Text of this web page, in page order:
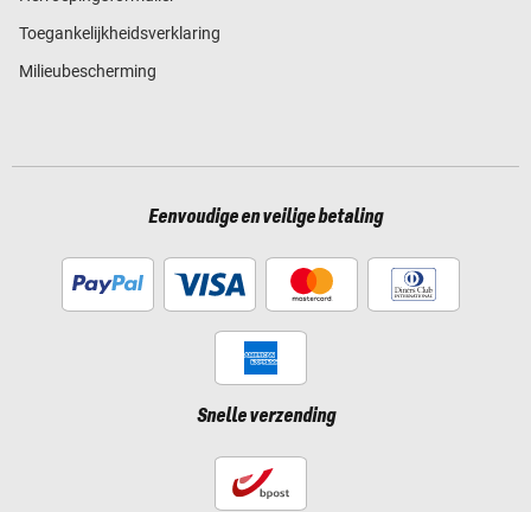
Toegankelijkheidsverklaring
Milieubescherming
Eenvoudige en veilige betaling
Snelle verzending